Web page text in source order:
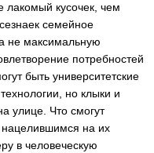
лакомый кусочек, чем
семейное
не максимальную
потребностей
быть университетские
но клыки и
улице. Что смогут
нацелившимся на их
в человеческую